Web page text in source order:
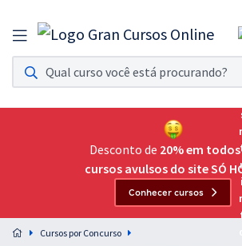
Assinatura Ilimitada 11
Acesso a todos os cursos. Teste grátis por 7 dias!
Assinatura OAB Até Passar
Acesso ilimitado a toda preparação para o Exame da
Preparação completa e intensiva para as principais
residências em saúde do Brasil
Desconto de 20% em
cursos avulsos do site SÓ
Conhecer cursos
Cursos por Concurso